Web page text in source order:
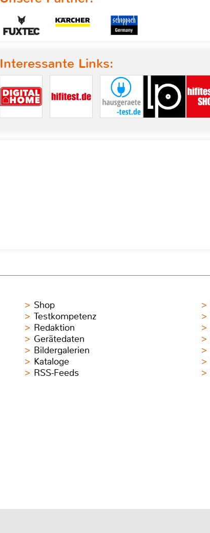
Interessante Links:
Shop
Testkompetenz
Redaktion
Gerätedaten
Bildergalerien
Kataloge
RSS-Feeds